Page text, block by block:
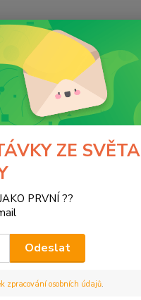
navijáky
ZE SVĚTA
PRVNÍ ??
Odeslat
zpracování osobních údajů.